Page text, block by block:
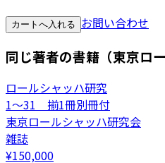
カートへ入れる お問い合わせ
同じ著者の書籍（東京ロ
ロールシャッハ研究
1～31 揃1冊別冊付
東京ロールシャッハ研究会
雑誌
¥150,000